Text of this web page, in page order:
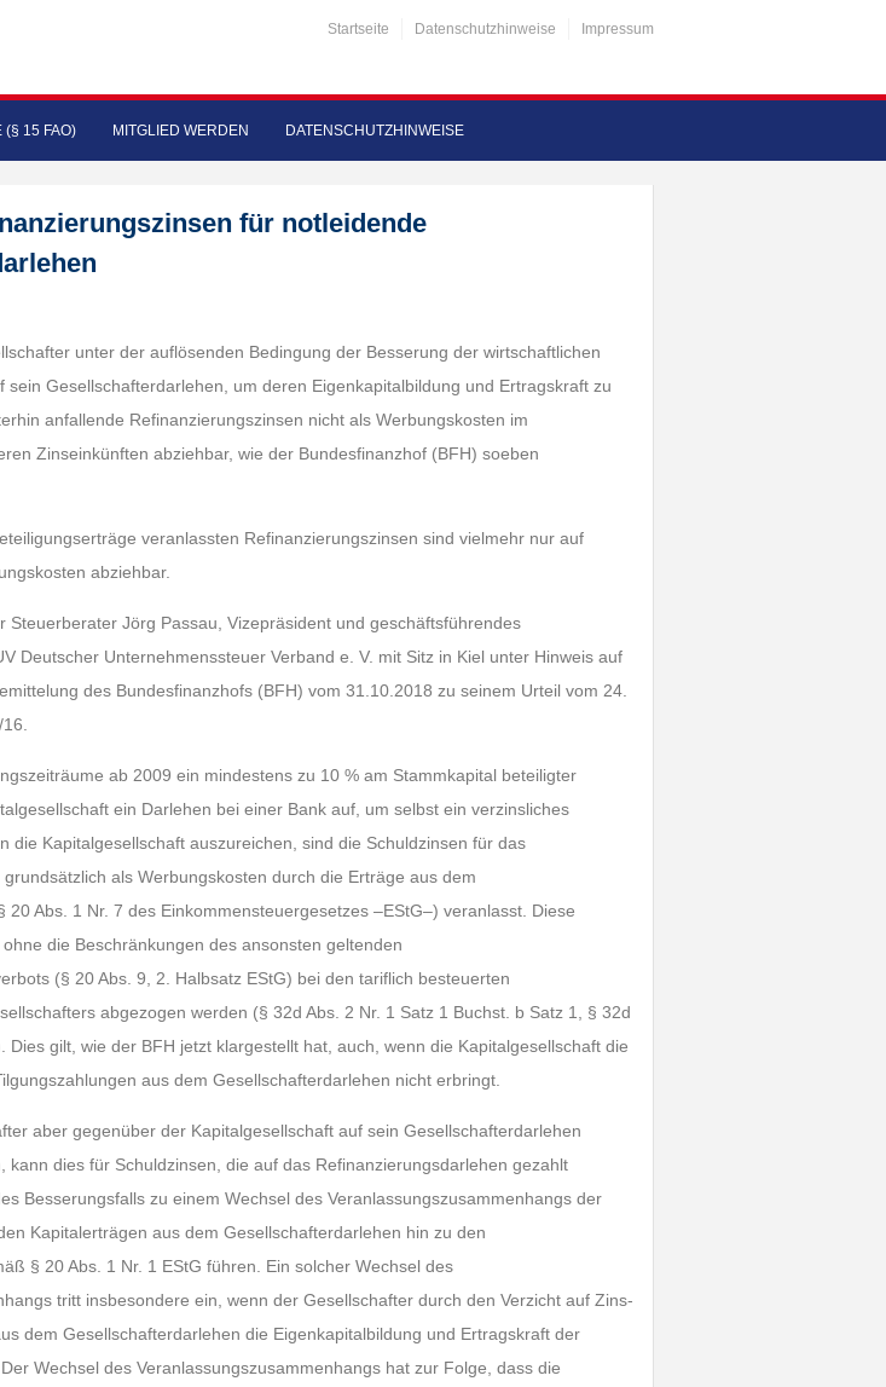
Startseite Datenschutzhinweise Impressum
(§ 15 FAO) MITGLIED WERDEN DATENSCHUTZHINWEISE
für notleidende
unter der auflösenden Bedingung der Besserung der wirtschaftlichen
sein Gesellschafterdarlehen, um deren Eigenkapitalbildung und Ertragskraft zu
anfallende Refinanzierungszinsen nicht als Werbungskosten im
Zinseinkünften abziehbar, wie der Bundesfinanzhof (BFH) soeben
veranlassten Refinanzierungszinsen sind vielmehr nur auf
abziehbar.
Steuerberater Jörg Passau, Vizepräsident und geschäftsführendes
Deutscher Unternehmenssteuer Verband e. V. mit Sitz in Kiel unter Hinweis auf
des Bundesfinanzhofs (BFH) vom 31.10.2018 zu seinem Urteil vom 24.
ab 2009 ein mindestens zu 10 % am Stammkapital beteiligter
ein Darlehen bei einer Bank auf, um selbst ein verzinsliches
die Kapitalgesellschaft auszureichen, sind die Schuldzinsen für das
als Werbungskosten durch die Erträge aus dem
20 Abs. 1 Nr. 7 des Einkommensteuergesetzes –EStG–) veranlasst. Diese
die Beschränkungen des ansonsten geltenden
(§ 20 Abs. 9, 2. Halbsatz EStG) bei den tariflich besteuerten
abgezogen werden (§ 32d Abs. 2 Nr. 1 Satz 1 Buchst. b Satz 1, § 32d
Dies gilt, wie der BFH jetzt klargestellt hat, auch, wenn die Kapitalgesellschaft die
aus dem Gesellschafterdarlehen nicht erbringt.
aber gegenüber der Kapitalgesellschaft auf sein Gesellschafterdarlehen
kann dies für Schuldzinsen, die auf das Refinanzierungsdarlehen gezahlt
Besserungsfalls zu einem Wechsel des Veranlassungszusammenhangs der
Kapitalerträgen aus dem Gesellschafterdarlehen hin zu den
§ 20 Abs. 1 Nr. 1 EStG führen. Ein solcher Wechsel des
tritt insbesondere ein, wenn der Gesellschafter durch den Verzicht auf Zins-
dem Gesellschafterdarlehen die Eigenkapitalbildung und Ertragskraft der
Wechsel des Veranlassungszusammenhangs hat zur Folge, dass die